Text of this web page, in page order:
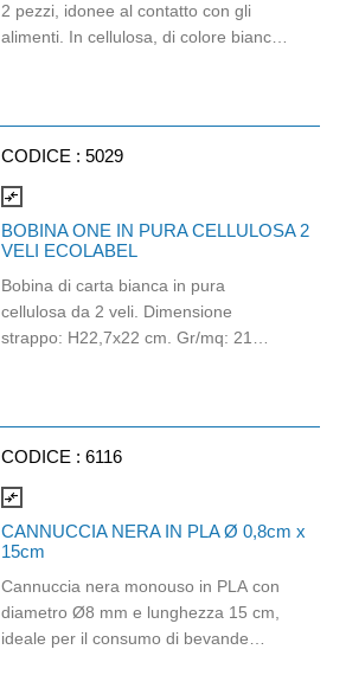
2 pezzi, idonee al contatto con gli
alimenti. In cellulosa, di colore bianco
CODICE : 5029
compare_arrows
BOBINA ONE IN PURA CELLULOSA 2
VELI ECOLABEL
Bobina di carta bianca in pura
cellulosa da 2 veli. Dimensione
strappo: H22,7x22 cm. Gr/mq: 21
CODICE : 6116
compare_arrows
CANNUCCIA NERA IN PLA Ø 0,8cm x
15cm
Cannuccia nera monouso in PLA con
diametro Ø8 mm e lunghezza 15 cm,
ideale per il consumo di bevande